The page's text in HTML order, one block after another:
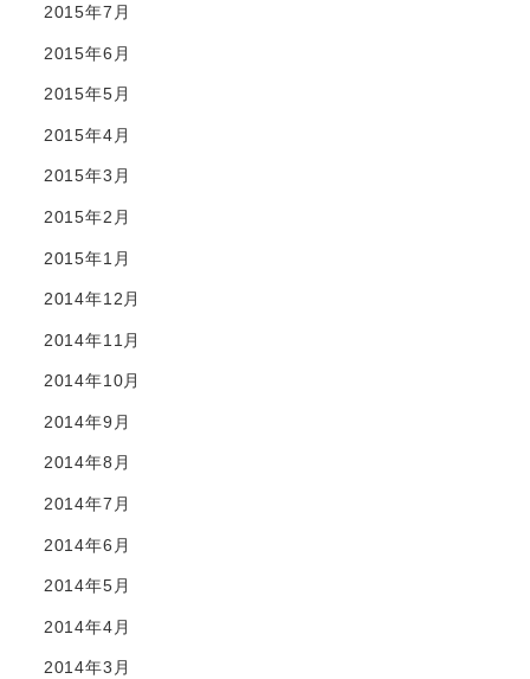
2015年7月
2015年6月
2015年5月
2015年4月
2015年3月
2015年2月
2015年1月
2014年12月
2014年11月
2014年10月
2014年9月
2014年8月
2014年7月
2014年6月
2014年5月
2014年4月
2014年3月